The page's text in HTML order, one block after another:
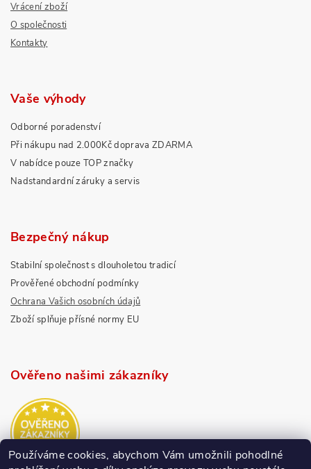
Vrácení zboží
O společnosti
Kontakty
Vaše výhody
Odborné poradenství
Při nákupu nad 2.000Kč doprava ZDARMA
V nabídce pouze TOP značky
Nadstandardní záruky a servis
Bezpečný nákup
Stabilní společnost s dlouholetou tradicí
Prověřené obchodní podmínky
Ochrana Vašich osobních údajů
Zboží splňuje přísné normy EU
Ověřeno našimi zákazníky
Používáme cookies, abychom Vám umožnili pohodlné